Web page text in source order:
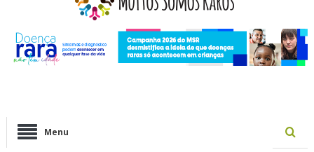
Menu